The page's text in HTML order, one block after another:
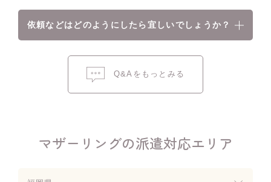
依頼などはどのようにしたら宜しいでしょうか？
Q&Aをもっとみる
マザーリングの派遣対応エリア